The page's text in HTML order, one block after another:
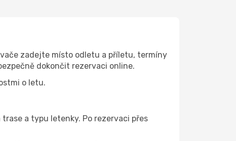
zadejte místo odletu a příletu, termíny
dokončit rezervaci online.
o letu.
a typu letenky. Po rezervaci přes